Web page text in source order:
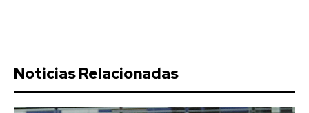
Noticias Relacionadas